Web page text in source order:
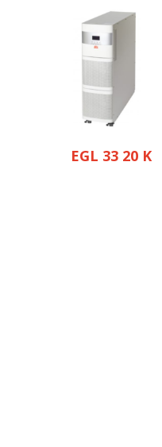
EGL 33 20 K